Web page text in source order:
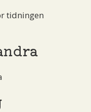
tidningen